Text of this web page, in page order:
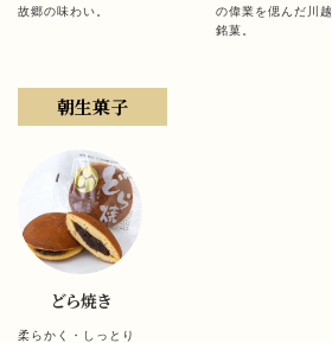
故郷の味わい。
の偉業を偲んだ川越
銘菓。
朝生菓子
どら焼き
柔らかく・しっとり